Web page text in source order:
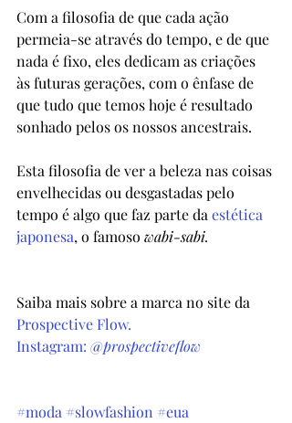
Com a filosofia de que cada ação
permeia-se através do tempo, e de que
nada é fixo, eles dedicam as criações
às futuras gerações, com o ênfase de
que tudo que temos hoje é resultado
sonhado pelos os nossos ancestrais.
Esta filosofia de ver a beleza nas coisas
envelhecidas ou desgastadas pelo
tempo é algo que faz parte da estética
japonesa, o famoso wabi-sabi.
Saiba mais sobre a marca no site da
Prospective Flow.
Instagram: @prospectiveflow
#moda #slowfashion #eua